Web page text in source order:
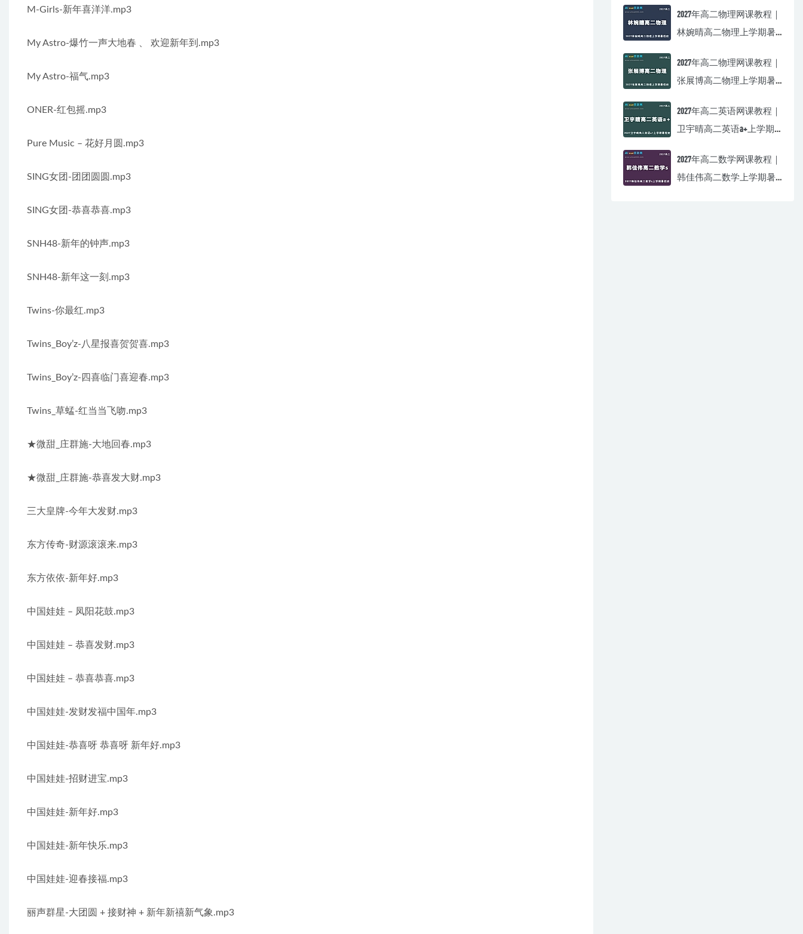
M-Girls-新年喜洋洋.mp3
My Astro-爆竹一声大地春 、 欢迎新年到.mp3
My Astro-福气.mp3
ONER-红包摇.mp3
Pure Music – 花好月圆.mp3
SING女团-团团圆圆.mp3
SING女团-恭喜恭喜.mp3
SNH48-新年的钟声.mp3
SNH48-新年这一刻.mp3
Twins-你最红.mp3
Twins_Boy’z-八星报喜贺贺喜.mp3
Twins_Boy’z-四喜临门喜迎春.mp3
Twins_草蜢-红当当飞吻.mp3
★微甜_庄群施-大地回春.mp3
★微甜_庄群施-恭喜发大财.mp3
三大皇牌-今年大发财.mp3
东方传奇-财源滚滚来.mp3
东方依依-新年好.mp3
中国娃娃 – 凤阳花鼓.mp3
中国娃娃 – 恭喜发财.mp3
中国娃娃 – 恭喜恭喜.mp3
中国娃娃-发财发福中国年.mp3
中国娃娃-恭喜呀 恭喜呀 新年好.mp3
中国娃娃-招财进宝.mp3
中国娃娃-新年好.mp3
中国娃娃-新年快乐.mp3
中国娃娃-迎春接福.mp3
丽声群星-大团圆 + 接财神 + 新年新禧新气象.mp3
2027年高二物理网课教程｜
林婉晴高二物理上学期暑
2027年高二物理网课教程｜
张展博高二物理上学期暑
2027年高二英语网课教程｜
卫宇晴高二英语a+上学期
2027年高二数学网课教程｜
韩佳伟高二数学上学期暑